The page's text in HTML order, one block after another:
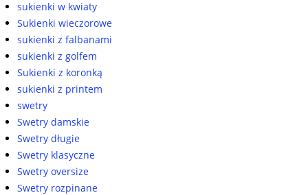
sukienki w kwiaty
Sukienki wieczorowe
sukienki z falbanami
sukienki z golfem
Sukienki z koronką
sukienki z printem
swetry
Swetry damskie
Swetry długie
Swetry klasyczne
Swetry oversize
Swetry rozpinane